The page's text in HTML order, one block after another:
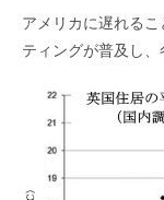
アメリカに遅れる
ティングが普及し、